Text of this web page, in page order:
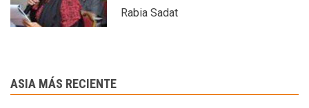
Rabia Sadat
ASIA MÁS RECIENTE